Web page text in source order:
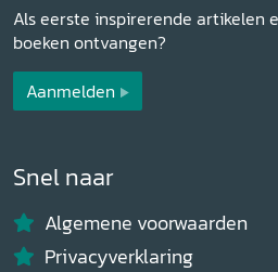
Als eerste inspirerende artikelen
boeken ontvangen?
Aanmelden
Snel naar
Algemene voorwaarden
Privacyverklaring